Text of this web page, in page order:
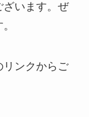
ざいます。ぜ
リンクからご